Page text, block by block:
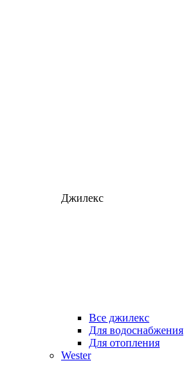
Джилекс
Все джилекс
Для водоснабжения
Для отопления
Wester